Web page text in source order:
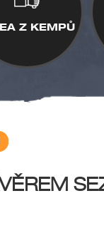
Z KEMPŮ